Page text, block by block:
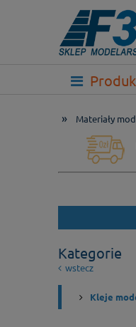
» Materiały
Kategorie
wstecz
Kleje